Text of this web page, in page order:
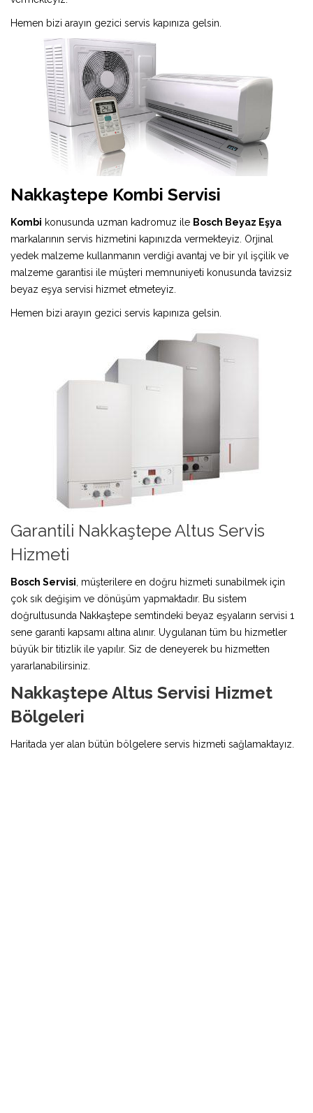
Hemen bizi arayın gezici servis kapınıza gelsin.
Nakkaştepe Kombi Servisi
Kombi konusunda uzman kadromuz ile Bosch Beyaz Eşya
markalarının servis hizmetini kapınızda vermekteyiz. Orjinal
yedek malzeme kullanmanın verdiği avantaj ve bir yıl işçilik ve
malzeme garantisi ile müşteri memnuniyeti konusunda tavizsiz
beyaz eşya servisi hizmet etmeteyiz.
Hemen bizi arayın gezici servis kapınıza gelsin.
Garantili Nakkaştepe Altus Servis
Hizmeti
Bosch Servisi , müşterilere en doğru hizmeti sunabilmek için
çok sık değişim ve dönüşüm yapmaktadır. Bu sistem
doğrultusunda Nakkaştepe semtindeki beyaz eşyaların servisi 1
sene garanti kapsamı altına alınır. Uygulanan tüm bu hizmetler
büyük bir titizlik ile yapılır. Siz de deneyerek bu hizmetten
yararlanabilirsiniz.
Nakkaştepe Altus Servisi Hizmet
Bölgeleri
Haritada yer alan bütün bölgelere servis hizmeti sağlamaktayız.